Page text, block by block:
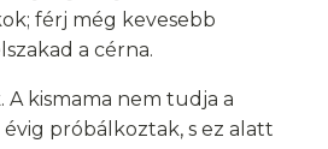
férj még kevesebb
a cérna.
A kismama nem tudja a
próbálkoztak, s ez alatt